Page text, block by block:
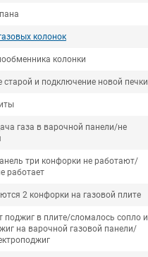
колонок
колонки
старой и подключение новой печки
газа в варочной панели/не
три конфорки не работают/
работает
2 конфорки на газовой плите
поджиг в плите/сломалось сопло и
на варочной газовой панели/